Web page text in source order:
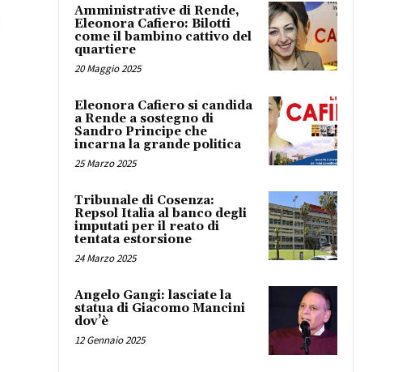
Amministrative di Rende,
Eleonora Cafiero: Bilotti
come il bambino cattivo del
quartiere
20 Maggio 2025
Eleonora Cafiero si candida
a Rende a sostegno di
Sandro Principe che
incarna la grande politica
25 Marzo 2025
Tribunale di Cosenza:
Repsol Italia al banco degli
imputati per il reato di
tentata estorsione
24 Marzo 2025
Angelo Gangi: lasciate la
statua di Giacomo Mancini
dov’è
12 Gennaio 2025